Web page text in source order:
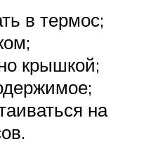
в термос;
крышкой;
на